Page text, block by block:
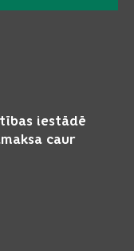
iestādē
caur